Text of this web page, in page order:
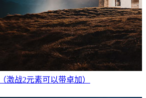
激战2元素可以带卓加）